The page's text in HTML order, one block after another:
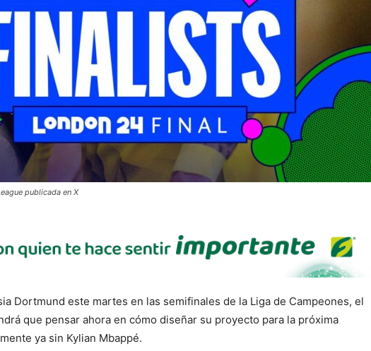
publicada en X
Dortmund este martes en las semifinales de la Liga de Campeones, el
que pensar ahora en cómo diseñar su proyecto para la próxima
ya sin Kylian Mbappé.